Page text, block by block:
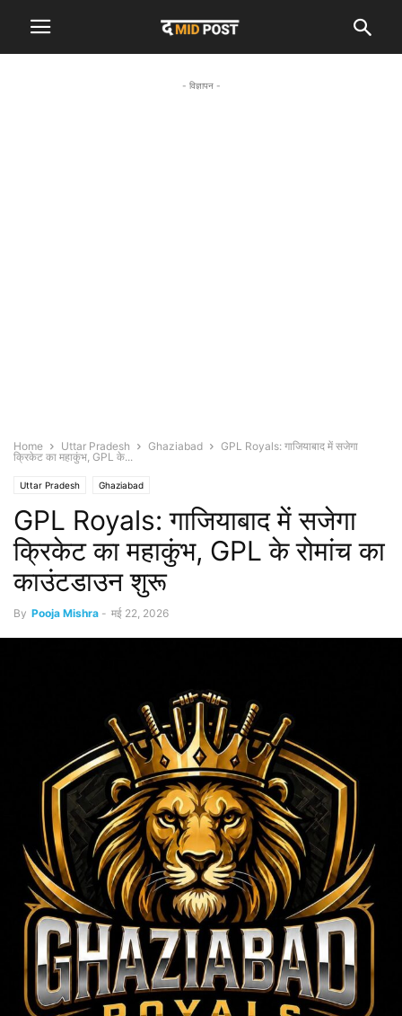
- विज्ञापन -
Home Uttar Pradesh Ghaziabad
GPL Royals: गाजियाबाद में सजेगा
क्रिकेट का महाकुंभ, GPL के...
Uttar Pradesh Ghaziabad
GPL Royals: गाजियाबाद में सजेगा
क्रिकेट का महाकुंभ, GPL के रोमांच का
काउंटडाउन शुरू
By Pooja Mishra - मई 22, 2026